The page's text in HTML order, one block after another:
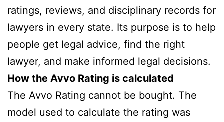
ratings, reviews, and disciplinary records for
lawyers in every state. Its purpose is to help
people get legal advice, find the right
lawyer, and make informed legal decisions.
How the Avvo Rating is calculated
The Avvo Rating cannot be bought. The
model used to calculate the rating was